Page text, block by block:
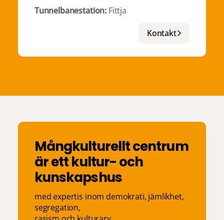
Tunnelbanestation: Fittja
Kontakt
Mångkulturellt centrum
är ett kultur- och
kunskapshus
med expertis inom demokrati, jämlikhet,
segregation,